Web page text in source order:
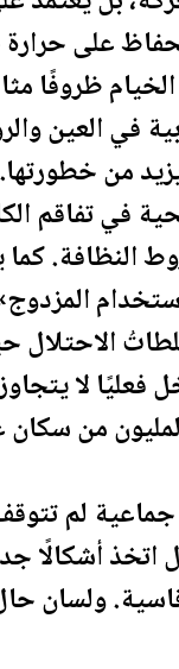
على
ظروفًا
في العين
من خطورتها.
في تفاقم
النظافة. كما
فعليًا لا
من
لم
اتخذ
ولسان